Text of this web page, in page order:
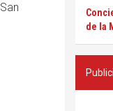
de la